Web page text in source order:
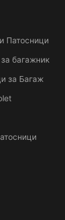
Патосници
багажник
за Багаж